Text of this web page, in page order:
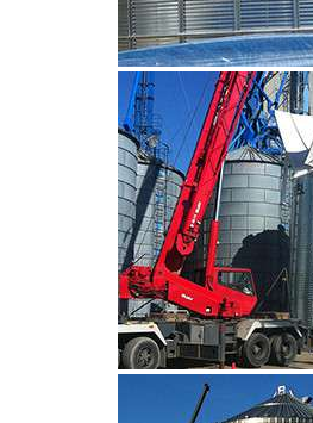
CLIQUEZ POUR
CLIQUEZ POUR